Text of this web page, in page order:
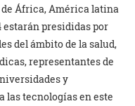
de África, América latina
estarán presididas por
del ámbito de la salud,
representantes de
y
las tecnologías en este